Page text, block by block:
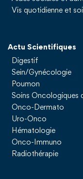
Vis quotidienne et
Actu Scientifiques
Digestif
Sein/Gynécologie
Poumon
Soins Oncologiques
Onco-Dermato
Uro-Onco
Hématologie
Onco-Immuno
Radiothérapie